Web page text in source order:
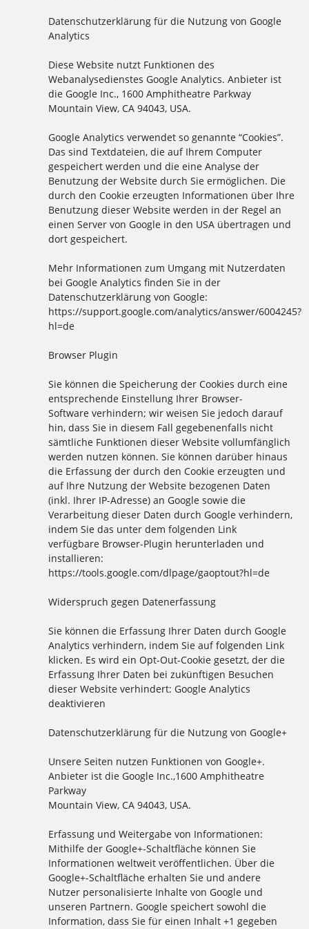
Datenschutzerklärung für die Nutzung von Google
Analytics
Diese Website nutzt Funktionen des
Webanalysedienstes Google Analytics. Anbieter ist
die Google Inc., 1600 Amphitheatre Parkway
Mountain View, CA 94043, USA.
Google Analytics verwendet so genannte “Cookies”.
Das sind Textdateien, die auf Ihrem Computer
gespeichert werden und die eine Analyse der
Benutzung der Website durch Sie ermöglichen. Die
durch den Cookie erzeugten Informationen über Ihre
Benutzung dieser Website werden in der Regel an
einen Server von Google in den USA übertragen und
dort gespeichert.
Mehr Informationen zum Umgang mit Nutzerdaten
bei Google Analytics finden Sie in der
Datenschutzerklärung von Google:
https://support.google.com/analytics/answer/6004245?
hl=de
Browser Plugin
Sie können die Speicherung der Cookies durch eine
entsprechende Einstellung Ihrer Browser-
Software verhindern; wir weisen Sie jedoch darauf
hin, dass Sie in diesem Fall gegebenenfalls nicht
sämtliche Funktionen dieser Website vollumfänglich
werden nutzen können. Sie können darüber hinaus
die Erfassung der durch den Cookie erzeugten und
auf Ihre Nutzung der Website bezogenen Daten
(inkl. Ihrer IP-Adresse) an Google sowie die
Verarbeitung dieser Daten durch Google verhindern,
indem Sie das unter dem folgenden Link
verfügbare Browser-Plugin herunterladen und
installieren:
https://tools.google.com/dlpage/gaoptout?hl=de
Widerspruch gegen Datenerfassung
Sie können die Erfassung Ihrer Daten durch Google
Analytics verhindern, indem Sie auf folgenden Link
klicken. Es wird ein Opt-Out-Cookie gesetzt, der die
Erfassung Ihrer Daten bei zukünftigen Besuchen
dieser Website verhindert: Google Analytics
deaktivieren
Datenschutzerklärung für die Nutzung von Google+
Unsere Seiten nutzen Funktionen von Google+.
Anbieter ist die Google Inc.,1600 Amphitheatre
Parkway
Mountain View, CA 94043, USA.
Erfassung und Weitergabe von Informationen:
Mithilfe der Google+-Schaltfläche können Sie
Informationen weltweit veröffentlichen. Über die
Google+-Schaltfläche erhalten Sie und andere
Nutzer personalisierte Inhalte von Google und
unseren Partnern. Google speichert sowohl die
Information, dass Sie für einen Inhalt +1 gegeben